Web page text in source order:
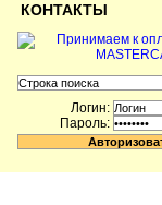
КОНТАКТЫ
Логин:
Пароль: